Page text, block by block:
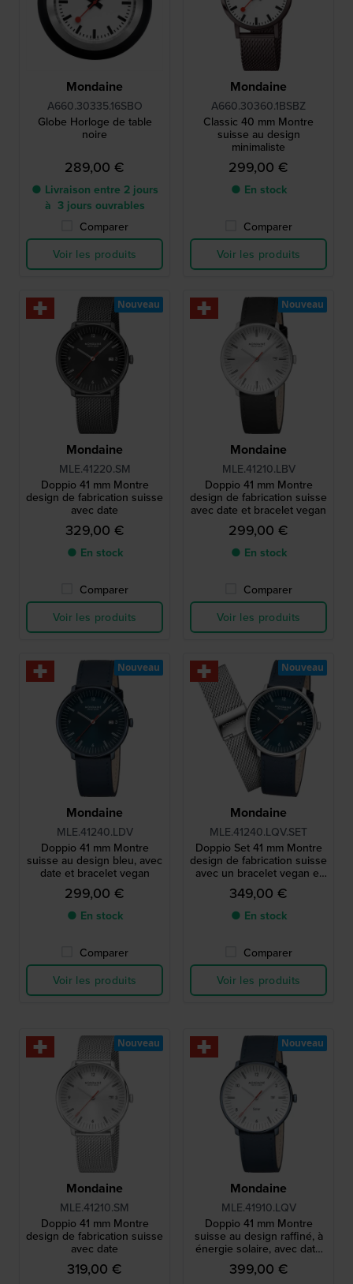
Mondaine
A660.30335.16SBO
Globe Horloge de table
noire
289,00 €
● Livraison entre 2 jours
à 3 jours ouvrables
Comparer
Voir les produits
Mondaine
A660.30360.1BSBZ
Classic 40 mm Montre
suisse au design
minimaliste
299,00 €
● En stock
Comparer
Voir les produits
Mondaine
MLE.41220.SM
Doppio 41 mm Montre
design de fabrication suisse
avec date
329,00 €
● En stock
Comparer
Voir les produits
Nouveau
Mondaine
MLE.41210.LBV
Doppio 41 mm Montre
design de fabrication suisse
avec date et bracelet vegan
299,00 €
● En stock
Comparer
Voir les produits
Nouveau
Mondaine
MLE.41240.LDV
Doppio 41 mm Montre
suisse au design bleu, avec
date et bracelet vegan
299,00 €
● En stock
Comparer
Voir les produits
Nouveau
Mondaine
MLE.41240.LQV.SET
Doppio Set 41 mm Montre
design de fabrication suisse
avec un bracelet vegan et
un bracelet en maille d’acier
349,00 €
● En stock
Comparer
Voir les produits
Nouveau
Mondaine
MLE.41210.SM
Doppio 41 mm Montre
design de fabrication suisse
avec date
319,00 €
Nouveau
Mondaine
MLE.41910.LQV
Doppio 41 mm Montre
suisse au design raffiné, à
énergie solaire, avec date
et bracelet vegan
399,00 €
Nouveau